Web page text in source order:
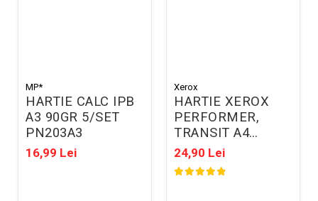
MP*
HARTIE CALC IPB
A3 90GR 5/SET
PN203A3
16,99 Lei
Xerox
HARTIE XEROX
PERFORMER,
TRANSIT A4
500COLI/TOP 80G
003R90649
24,90 Lei